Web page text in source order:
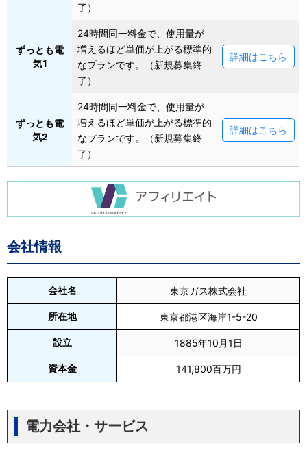
了）
ずっとも電
気1
24時間同一料金で、使用量が
増えるほど単価が上がる標準的
なプランです。（新規募集終
了）
詳細はこちら
ずっとも電
気2
24時間同一料金で、使用量が
増えるほど単価が上がる標準的
なプランです。（新規募集終
了）
詳細はこちら
会社情報
会社名 東京ガス株式会社
所在地 東京都港区海岸1-5-20
設立 1885年10月1日
資本金 141,800百万円
電力会社・サービス